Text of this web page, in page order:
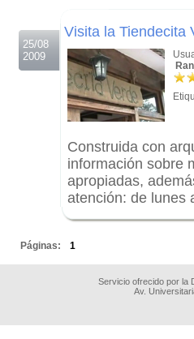
25/08
2009
Visita la Tiendecita
Construida con
información sobre
apropiadas,
atención: de lunes
Páginas: 1
Servicio ofrecido por la
Av.